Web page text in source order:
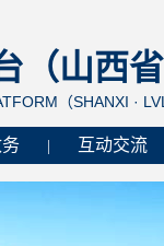
（山西
（SHANXI ·
互动交流